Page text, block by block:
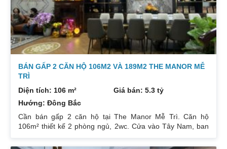
BÁN GẤP 2 CĂN HỘ 106M2 VÀ 189M2 THE MANOR MỄ
TRÌ
Diện tích: 106 m²
Giá bán: 5.3 tỷ
Hướng: Đông Bắc
Cần bán gấp 2 căn hộ tại The Manor Mễ Trì. Căn hộ
106m² thiết kế 2 phòng ngủ, 2wc. Cửa vào Tây Nam, ban
189m² thiết kế 3 phòng ngủ, 2wc, 2 gác xép. Nhà đang ở.